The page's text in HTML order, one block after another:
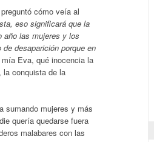
cómo veía al
eso significará que la
año las mujeres y los
desaparición porque en
Eva, qué inocencia la
la conquista de la
sumando mujeres y más
quería quedarse fuera
malabares con las